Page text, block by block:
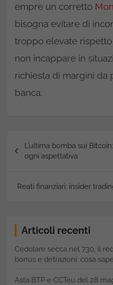
empre un corretto
bisogna evitare di
troppo elevate
non incappare in
richiesta di margini da
banca.
articoli
L’ultima bomba sui
ogni aspettativa
Reati finanziari: insider
Articoli recenti
Cedolare secca nel 730, il
bonus e detrazioni: cosa
Asta BTP e CCTeu del 28